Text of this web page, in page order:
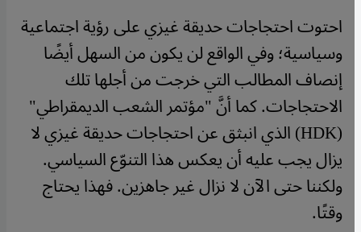
احتوت احتجاجات حديقة غيزي على رؤية اجتماعية
وسياسية؛ وفي الواقع لن يكون من السهل أيضًا
إنصاف المطالب التي خرجت من أجلها تلك
الاحتجاجات. كما أنَّ "مؤتمر الشعب الديمقراطي"
(
HDK) الذي انبثق عن احتجاجات حديقة غيزي لا
يزال يجب عليه أن يعكس هذا التنوّع السياسي.
ولكننا حتى الآن لا نزال غير جاهزين. فهذا يحتاج
وقتًا.